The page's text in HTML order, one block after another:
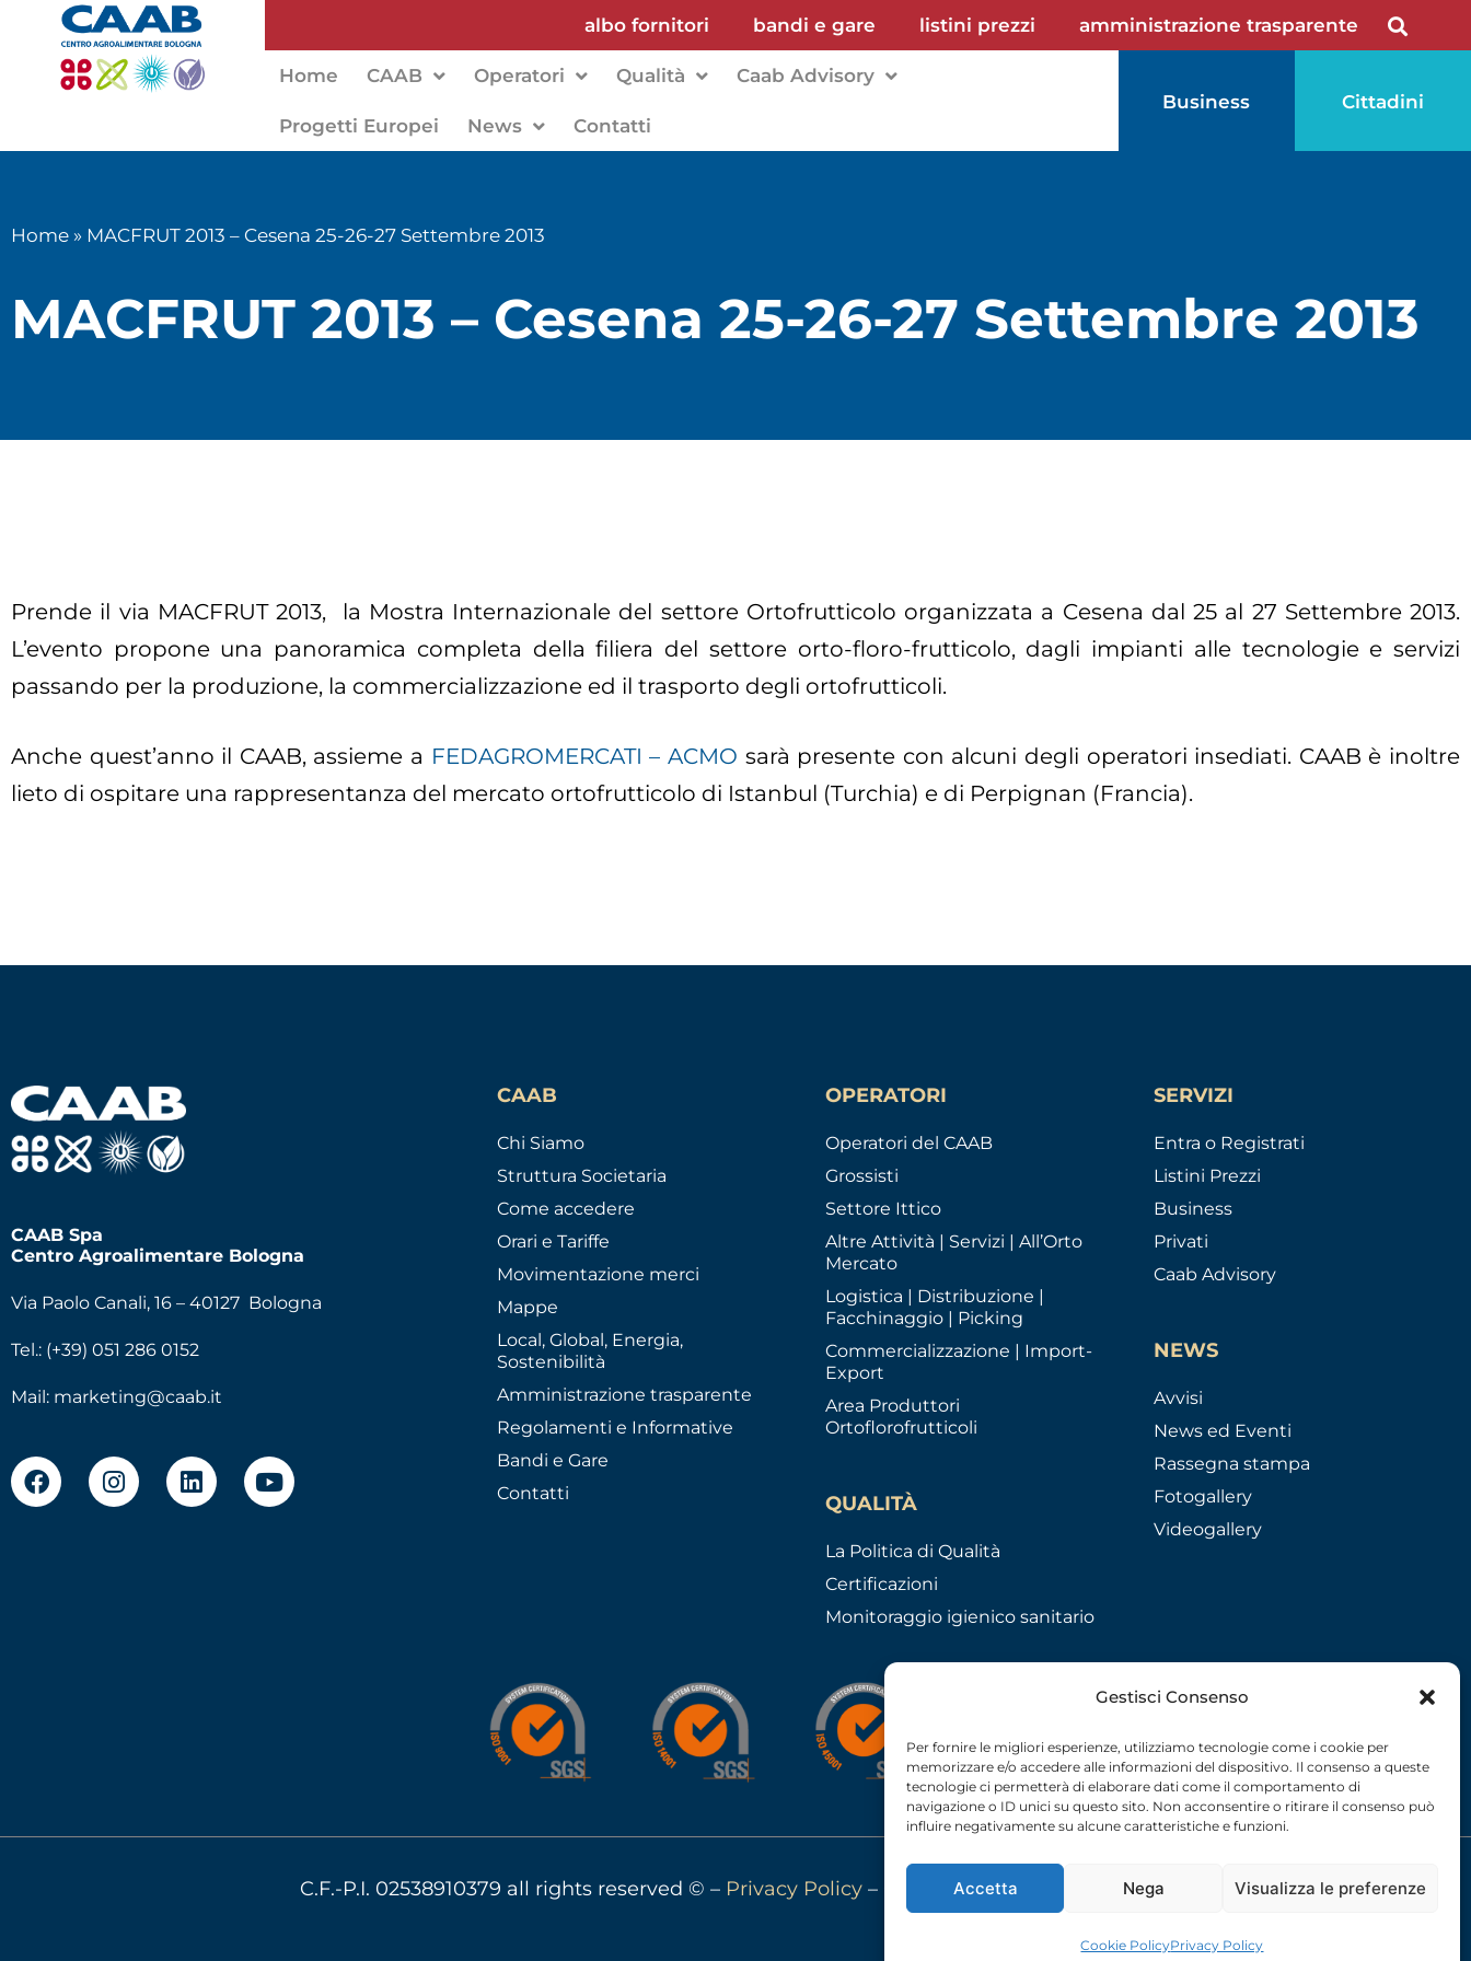
Gestisci Consenso
Per fornire le migliori esperienze, utilizziamo tecnologie come i cookie per
memorizzare e/o accedere alle informazioni del dispositivo. Il consenso a queste
tecnologie ci permetterà di elaborare dati come il comportamento di
navigazione o ID unici su questo sito. Non acconsentire o ritirare il consenso può
influire negativamente su alcune caratteristiche e funzioni.
Accetta Nega Visualizza le preferenze
Cookie PolicyPrivacy Policy
albo fornitori bandi e gare listini prezzi amministrazione trasparente
Home CAAB Operatori Qualità Caab Advisory
Progetti Europei News Contatti
Business Cittadini
Home » MACFRUT 2013 – Cesena 25-26-27 Settembre 2013
MACFRUT 2013 – Cesena 25-26-27 Settembre 2013
Prende il via MACFRUT 2013, la Mostra Internazionale del settore Ortofrutticolo organizzata a Cesena dal 25 al 27 Settembre 2013.
L’evento propone una panoramica completa della filiera del settore orto-floro-frutticolo, dagli impianti alle tecnologie e servizi
passando per la produzione, la commercializzazione ed il trasporto degli ortofrutticoli.
Anche quest’anno il CAAB, assieme a FEDAGROMERCATI – ACMO sarà presente con alcuni degli operatori insediati. CAAB è inoltre
lieto di ospitare una rappresentanza del mercato ortofrutticolo di Istanbul (Turchia) e di Perpignan (Francia).
CAAB Spa
Centro Agroalimentare Bologna
Via Paolo Canali, 16 – 40127 Bologna
Tel.: (+39) 051 286 0152
Mail: marketing@caab.it
CAAB
Chi Siamo
Struttura Societaria
Come accedere
Orari e Tariffe
Movimentazione merci
Mappe
Local, Global, Energia,
Sostenibilità
Amministrazione trasparente
Regolamenti e Informative
Bandi e Gare
Contatti
OPERATORI
Operatori del CAAB
Grossisti
Settore Ittico
Altre Attività | Servizi | All’Orto
Mercato
Logistica | Distribuzione |
Facchinaggio | Picking
Commercializzazione | Import-
Export
Area Produttori
Ortoflorofrutticoli
QUALITÀ
La Politica di Qualità
Certificazioni
Monitoraggio igienico sanitario
SERVIZI
Entra o Registrati
Listini Prezzi
Business
Privati
Caab Advisory
NEWS
Avvisi
News ed Eventi
Rassegna stampa
Fotogallery
Videogallery
C.F.-P.I. 02538910379 all rights reserved © – Privacy Policy – Cookie Policy– 2026 – credits